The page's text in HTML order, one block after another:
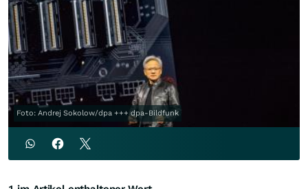
Foto: Andrej Sokolow/dpa +++ dpa-Bildfunk